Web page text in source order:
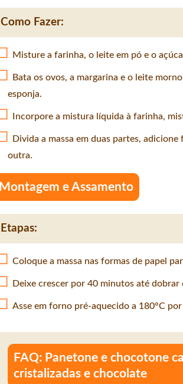
Como Fazer:
Misture a farinha, o leite em pó e o
Bata os ovos, a margarina e o leite
esponja.
Incorpore a mistura líquida à farinha,
Divida a massa em duas partes,
outra.
Montagem e Assamento
Etapas:
Coloque a massa nas formas de papel
Deixe crescer por 40 minutos até dobrar
Asse em forno pré-aquecido a 180°C
FAQ: Panetone e chocotone
cristalizadas e chocolate